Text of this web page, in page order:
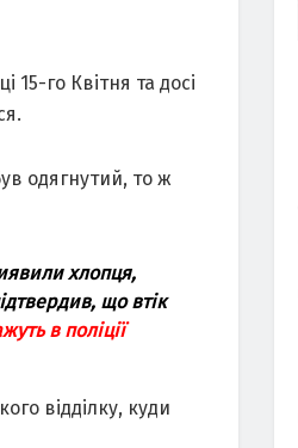
го Квітня та досі
одягнутий, то ж
хлопця,
що втік
в поліції
відділку, куди